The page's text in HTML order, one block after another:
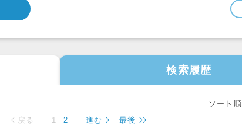
検索履歴
ソート順
戻る 1 2 進む 最後